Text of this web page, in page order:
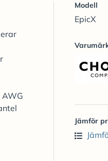
Modell
EpicX
Jämför